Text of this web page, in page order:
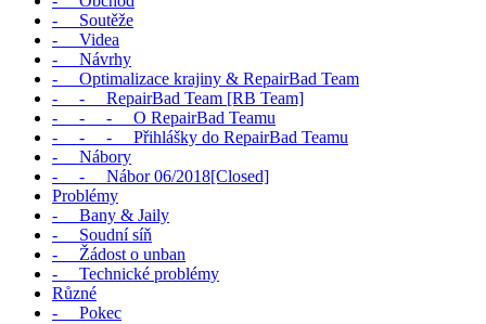
- Soutěže
- Videa
- Návrhy
- Optimalizace krajiny & RepairBad Team
- - RepairBad Team [RB Team]
- - - O RepairBad Teamu
- - - Přihlášky do RepairBad Teamu
- Nábory
- - Nábor 06/2018[Closed]
Problémy
- Bany & Jaily
- Soudní síň
- Žádost o unban
- Technické problémy
Různé
- Pokec